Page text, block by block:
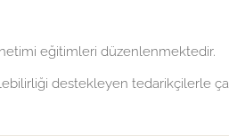
eğitimleri düzenlenmektedir.
destekleyen tedarikçilerle